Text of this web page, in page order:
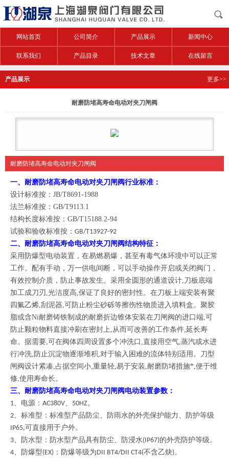
网站首页 公司简介 产品展示 新闻中心
联系我们 产品目录 技术文章 在线留言
产品展示 更多>>
耐磨防堵高寿命电动对夹刀闸阀
耐磨防堵高寿命电动对夹刀闸阀
一、 耐磨防堵高寿命电动对夹刀闸阀行业标准：
设计标准按：JB/T8691-1988
法兰标准按：GB/T9113.1
结构长度标准按：GB/T15188.2-94
试验和验收标准按： GB/T13927-92
二、 耐磨防堵高寿命电动对夹刀闸阀结构特征：
采用防爆型电动装置，在易燃易爆，甚至有毒气体环境中可以正常
工作。配有手动，万一供电间断，可以手动操作开启或关闭阀门，
有效控制介质，防止事故发生。 采用全圆形的通道设计,刀板底端
加工成刀刃,光洁度高,保证了良好的密封性。在刀板上端安装有聚
四氟乙烯,刮泥器,可防止粉尘砂砾等擦伤性物质进入填料盒。聚胶
脂或含Ni耐磨铸铁制成的耐磨折边锥体安装在刀闸阀的进口端,可
防止颗粒物料直接冲刷在密封上,从而可改善的工作条件,延长寿
命。据需要,可在阀体四周设置多个冲洗口,直接用空气,蒸汽或水进
行冲洗,防止沉淀物逐渐堆积,对于输入困难的流体特别适用。刀型
闸阀设计紧凑,占据空间小,重量轻,易于安装,耐磨防堵措施*,便于维
修,使用寿命长。
三、 耐磨防堵高寿命电动对夹刀闸阀 电动装置参数：
1、电源：AC380V、50HZ。
2、标准型：标准型产品防尘、防雨水的外壳保护能力、防护等级
IP65,可直接用于户外。
3、防水型：防水型产品具有防尘、防浸水(IP67)的外壳防护等级。
4、防爆型(EX)：防爆等级为DII BT4/DII CT4(不含乙炔)。